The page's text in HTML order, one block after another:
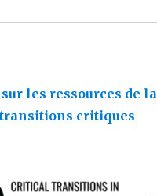
les ressources de la
transitions critiques